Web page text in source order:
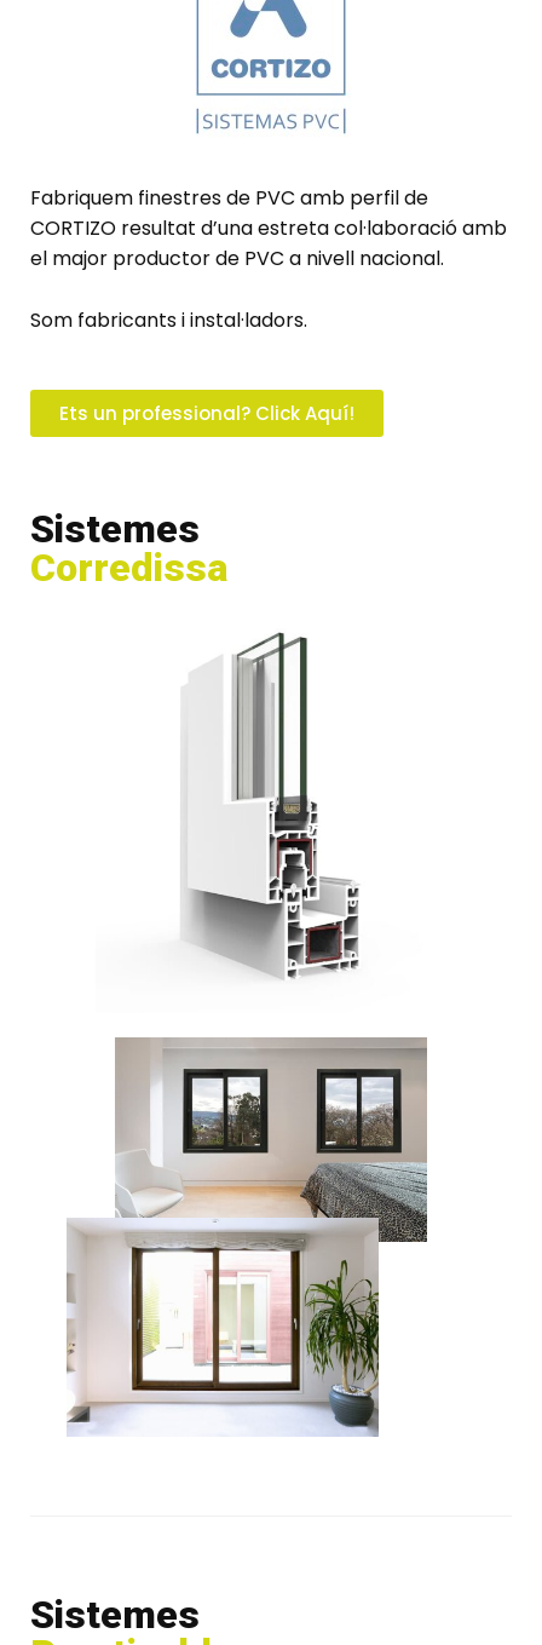
Fabriquem finestres de PVC amb perfil de
CORTIZO resultat d’una estreta col·laboració amb
el major productor de PVC a nivell nacional.
Som fabricants i instal·ladors.
Ets un professional? Click Aquí!
Sistemes
Corredissa
Sistemes